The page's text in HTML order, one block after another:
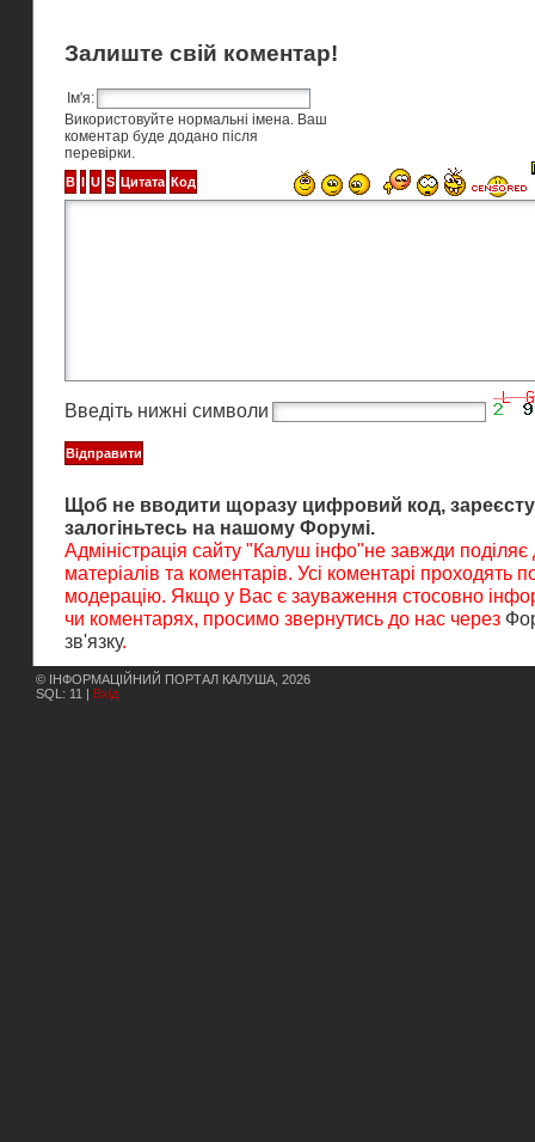
Залиште свій коментар!
Ім'я:
Використовуйте нормальні імена. Ваш
коментар буде додано після
перевірки.
Введіть нижні символи
Щоб не вводити щоразу цифровий код,
залогіньтесь на нашому Форумі.
Адміністрація сайту "Калуш інфо"не завжди поділяє
матеріалів та коментарів. Усі коментарі проходять
модерацію. Якщо у Вас є зауваження стосовно
чи коментарях, просимо звернутись до нас через
зв'язку.
© ІНФОРМАЦІЙНИЙ ПОРТАЛ КАЛУША, 2026
SQL: 11 |
Вхід